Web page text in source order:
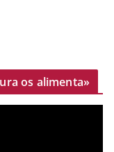
os alimenta»